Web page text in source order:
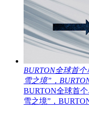
BURTON全球首
雪之境”，
BURTON全球首
雪之境”，